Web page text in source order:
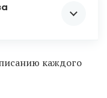
каждого